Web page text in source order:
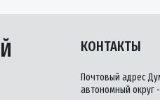
КОНТАКТЫ
Почтовый адрес
автономный округ